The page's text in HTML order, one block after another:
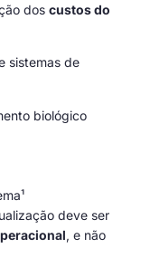
dos custos do
sistemas de
biológico
deve ser
, e não